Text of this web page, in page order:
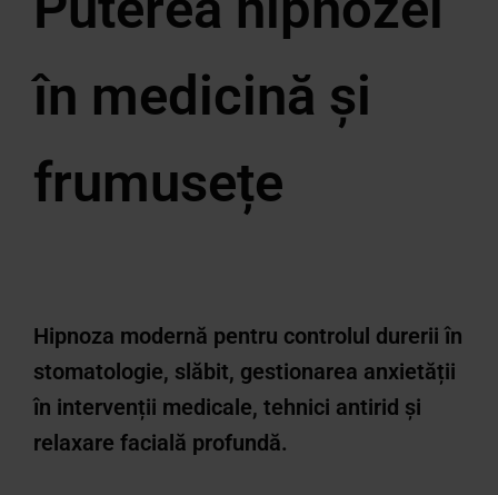
în medicină și
frumusețe
Hipnoza modernă pentru controlul durerii în
stomatologie, slăbit, gestionarea anxietății
în intervenții medicale, tehnici antirid și
relaxare facială profundă.